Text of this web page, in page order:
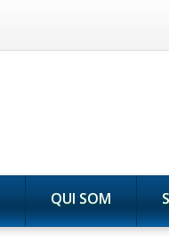
QUI SOM